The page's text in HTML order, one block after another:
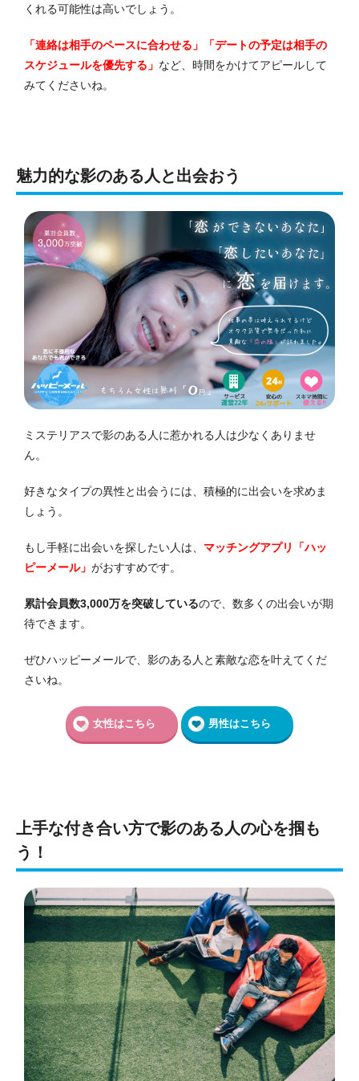
くれる可能性は高いでしょう。
「連絡は相手のペースに合わせる」「デートの予定は相手の
スケジュールを優先する」 など、時間をかけてアピールして
みてくださいね。
魅力的な影のある人と出会おう
ミステリアスで影のある人に惹かれる人は少なくありませ
ん。
好きなタイプの異性と出会うには、積極的に出会いを求めま
しょう。
もし手軽に出会いを探したい人は、 マッチングアプリ「ハッ
ピーメール」 がおすすめです。
累計会員数3,000万を突破しているので、数多くの出会いが期
待できます。
ぜひハッピーメールで、影のある人と素敵な恋を叶えてくだ
さいね。
女性はこちら 男性はこちら
上手な付き合い方で影のある人の心を掴も
う！